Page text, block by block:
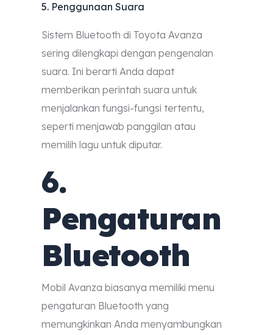
5. Penggunaan Suara
Sistem Bluetooth di Toyota Avanza
sering dilengkapi dengan pengenalan
suara. Ini berarti Anda dapat
memberikan perintah suara untuk
menjalankan fungsi-fungsi tertentu,
seperti menjawab panggilan atau
memilih lagu untuk diputar.
6.
Pengaturan
Bluetooth
Mobil Avanza biasanya memiliki menu
pengaturan Bluetooth yang
memungkinkan Anda menyambungkan